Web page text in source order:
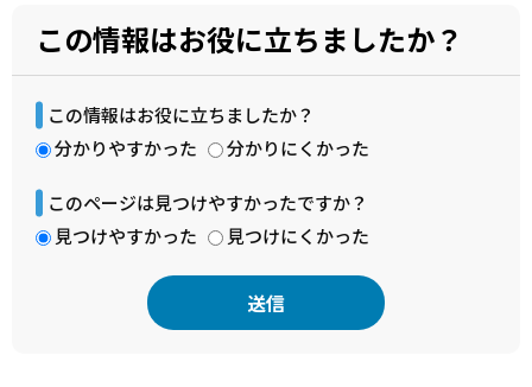
この情報はお役に立ちましたか？
この情報はお役に立ちましたか？
分かりやすかった
分かりにくかった
このページは見つけやすかったですか？
見つけやすかった
見つけにくかった